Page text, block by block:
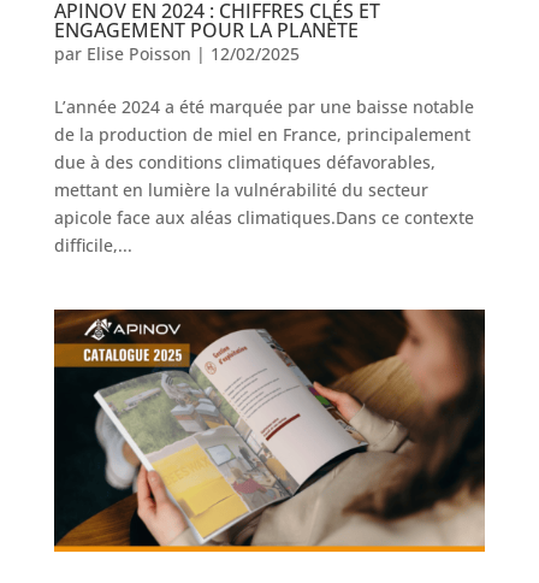
APINOV EN 2024 : CHIFFRES CLÉS ET
ENGAGEMENT POUR LA PLANÈTE
par Elise Poisson | 12/02/2025
L’année 2024 a été marquée par une baisse notable
de la production de miel en France, principalement
due à des conditions climatiques défavorables,
mettant en lumière la vulnérabilité du secteur
apicole face aux aléas climatiques.Dans ce contexte
difficile,...